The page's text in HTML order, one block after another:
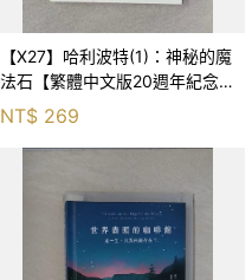
【X27】哈利波特(1)：神秘的魔
法石【繁體中文版20週年紀念】
NT$ 269